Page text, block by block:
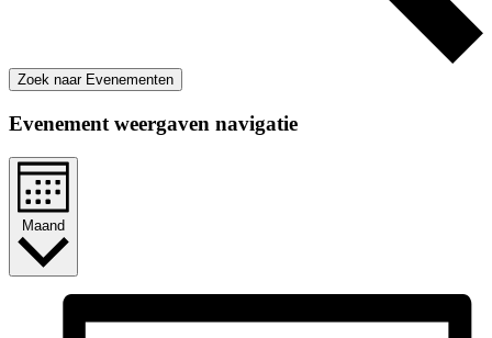
Zoek naar Evenementen
Evenement weergaven navigatie
Maand